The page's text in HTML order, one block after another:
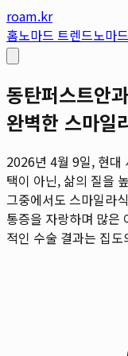
roam.kr
홈노마드 트렌드노마
동탄퍼스트안
완벽한 스마일
2026년 4월 9일, 현대
택이 아닌, 삶의 질을
그중에서도 스마일라
통증을 자랑하며 많은
적인 수술 결과는 집도